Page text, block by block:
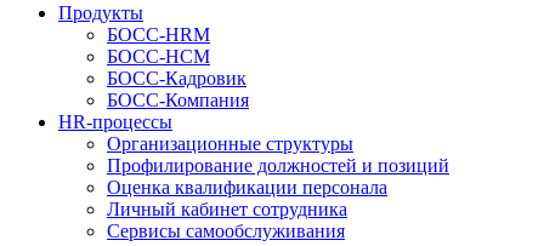
Продукты
БОСС-HRM
БОСС-HCM
БОСС-Кадровик
БОСС-Компания
HR-процессы
Организационные структуры
Профилирование должностей и позиций
Оценка квалификации персонала
Личный кабинет сотрудника
Сервисы самообслуживания